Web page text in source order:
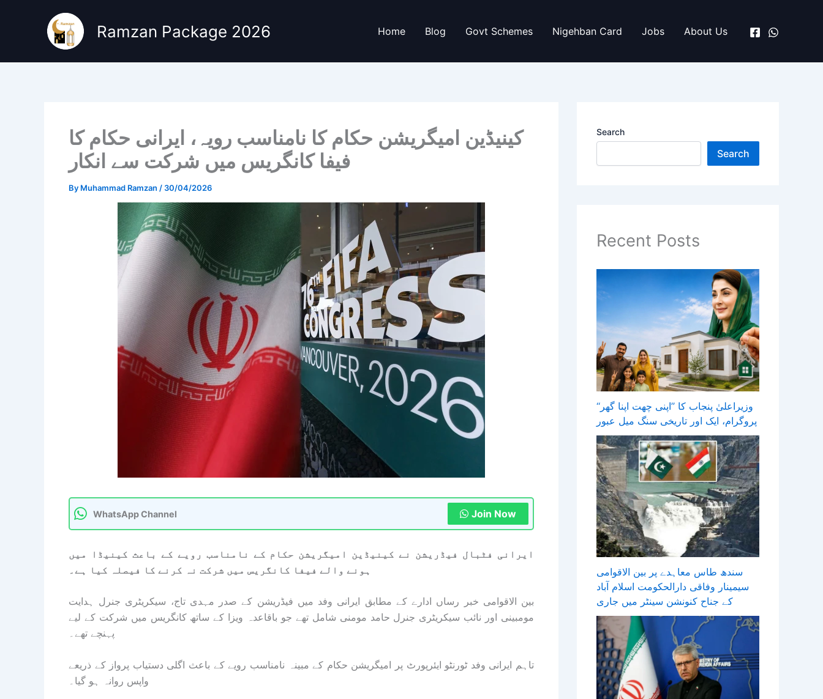
Ramzan Package 2026 Home Blog Govt Schemes Nigehban Card Jobs About Us
کینیڈین امیگریشن حکام کا نامناسب رویہ، ایرانی حکام کا
فیفا کانگریس میں شرکت سے انکار
By Muhammad Ramzan / 30/04/2026
WhatsApp Channel Join Now
ایرانی فٹبال فیڈریشن نے کینیڈین امیگریشن حکام کے نامناسب رویے کے باعث کینیڈا میں
ہونے والے فیفا کانگریس میں شرکت نہ کرنے کا فیصلہ کیا ہے۔
بین الاقوامی خبر رساں ادارے کے مطابق ایرانی وفد میں فیڈریشن کے صدر مہدی تاج، سیکریٹری جنرل ہدایت
مومبینی اور نائب سیکریٹری جنرل حامد مومنی شامل تھے جو باقاعدہ ویزا کے ساتھ کانگریس میں شرکت کے لیے
پہنچے تھے۔
تاہم ایرانی وفد ٹورنٹو ایئرپورٹ پر امیگریشن حکام کے مبینہ نامناسب رویے کے باعث اگلی دستیاب پرواز کے ذریعے
واپس روانہ ہو گیا۔
Search
Search
Recent Posts
وزیراعلیٰ پنجاب کا ’’اپنی چھت اپنا گھر‘‘
پروگرام، ایک اور تاریخی سنگ میل عبور
سندھ طاس معاہدے پر بین الاقوامی
سیمینار وفاقی دارالحکومت اسلام آباد
کے جناح کنونشن سینٹر میں جاری